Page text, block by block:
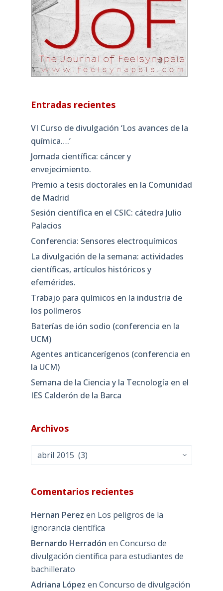
Entradas recientes
VI Curso de divulgación ‘Los avances de la
química….’
Jornada científica: cáncer y
envejecimiento.
Premio a tesis doctorales en la Comunidad
de Madrid
Sesión científica en el CSIC: cátedra Julio
Palacios
Conferencia: Sensores electroquímicos
La divulgación de la semana: actividades
científicas, artículos históricos y
efemérides.
Trabajo para químicos en la industria de
los polímeros
Baterías de ión sodio (conferencia en la
UCM)
Agentes anticancerígenos (conferencia en
la UCM)
Semana de la Ciencia y la Tecnología en el
IES Calderón de la Barca
Archivos
Archivos
Comentarios recientes
Hernan Perez en Los peligros de la
ignorancia científica
Bernardo Herradón en Concurso de
divulgación científica para estudiantes de
bachillerato
Adriana López en Concurso de divulgación